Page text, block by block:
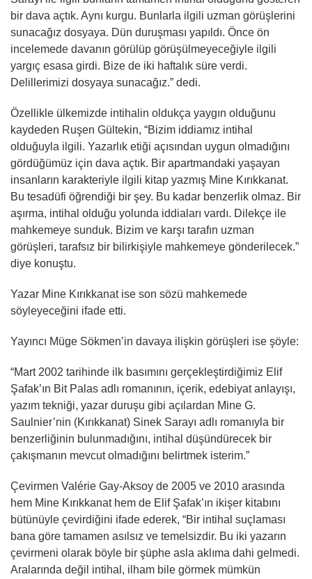
bir dava açtık. Aynı kurgu. Bunlarla ilgili uzman görüşlerini
sunacağız dosyaya. Dün duruşması yapıldı. Önce ön
incelemede davanın görülüp görüşülmeyeceğiyle ilgili
yargıç esasa girdi. Bize de iki haftalık süre verdi.
Delillerimizi dosyaya sunacağız.” dedi.
Özellikle ülkemizde intihalin oldukça yaygın olduğunu
kaydeden Ruşen Gültekin, “Bizim iddiamız intihal
olduğuyla ilgili. Yazarlık etiği açısından uygun olmadığını
gördüğümüz için dava açtık. Bir apartmandaki yaşayan
insanların karakteriyle ilgili kitap yazmış Mine Kırıkkanat.
Bu tesadüfi öğrendiği bir şey. Bu kadar benzerlik olmaz. Bir
aşırma, intihal olduğu yolunda iddiaları vardı. Dilekçe ile
mahkemeye sunduk. Bizim ve karşı tarafın uzman
görüşleri, tarafsız bir bilirkişiyle mahkemeye gönderilecek.”
diye konuştu.
Yazar Mine Kırıkkanat ise son sözü mahkemede
söyleyeceğini ifade etti.
Yayıncı Müge Sökmen’in davaya ilişkin görüşleri ise şöyle:
“Mart 2002 tarihinde ilk basımını gerçekleştirdiğimiz Elif
Şafak’ın Bit Palas adlı romanının, içerik, edebiyat anlayışı,
yazım tekniği, yazar duruşu gibi açılardan Mine G.
Saulnier’nin (Kırıkkanat) Sinek Sarayı adlı romanıyla bir
benzerliğinin bulunmadığını, intihal düşündürecek bir
çakışmanın mevcut olmadığını belirtmek isterim.”
Çevirmen Valérie Gay-Aksoy de 2005 ve 2010 arasında
hem Mine Kırıkkanat hem de Elif Şafak’ın ikişer kitabını
bütünüyle çevirdiğini ifade ederek, “Bir intihal suçlaması
bana göre tamamen asılsız ve temelsizdir. Bu iki yazarın
çevirmeni olarak böyle bir şüphe asla aklıma dahi gelmedi.
Aralarında değil intihal, ilham bile görmek mümkün